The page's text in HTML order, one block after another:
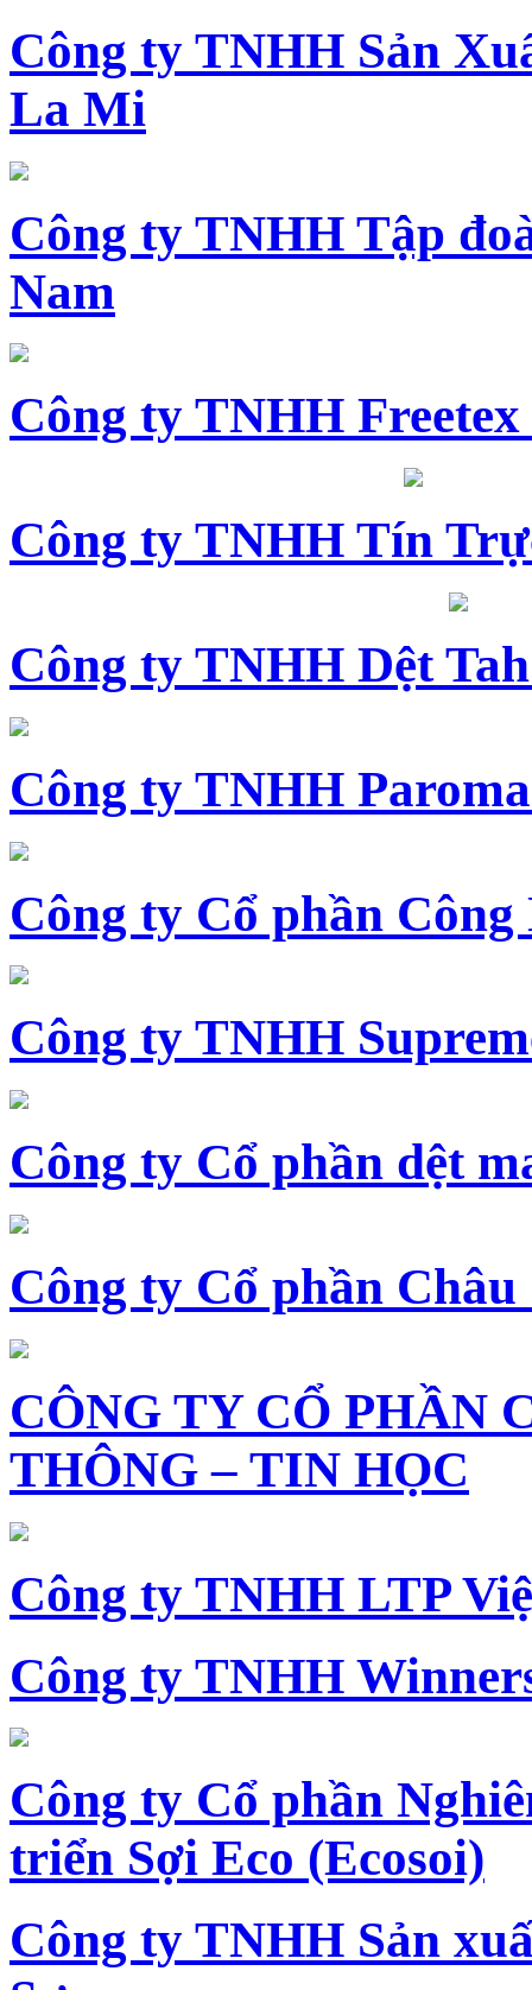
Công ty TNHH Sản
La Mi
Công ty TNHH Tập
Nam
Công ty TNHH
Công ty TNHH Tín
Công ty TNHH Dệt
Công ty TNHH
Công ty Cổ phần Công
Công ty TNHH
Công ty Cổ phần dệt
Công ty Cổ phần Châu
CÔNG TY CỔ PHẦN
THÔNG – TIN HỌC
Công ty TNHH LTP
Công ty TNHH
Công ty Cổ phần
triển Sợi Eco (Ecosoi)
Công ty TNHH Sản